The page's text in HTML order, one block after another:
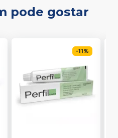
pode gostar
-11%